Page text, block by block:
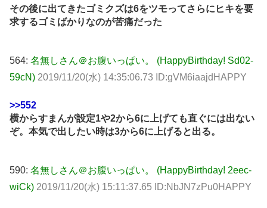
その後に出てきたゴミクズは6をツモってさらにヒキを要
求するゴミばかりなのが苦痛だった
564: 名無しさん＠お腹いっぱい。 (HappyBirthday! Sd02-
59cN) 2019/11/20(水) 14:35:06.73 ID:gVM6iaajdHAPPY
>>552
横からすまんが設定1や2から6に上げても直ぐには出ない
ぞ。本気で出したい時は3から6に上げると出る。
590: 名無しさん＠お腹いっぱい。 (HappyBirthday! 2eec-
wiCk) 2019/11/20(水) 15:11:37.65 ID:NbJN7zPu0HAPPY